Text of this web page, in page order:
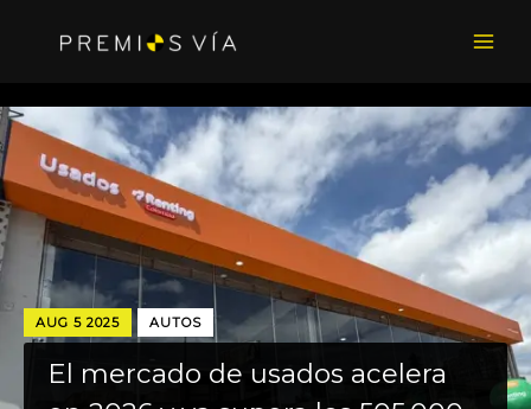
Menu
FEB 2025 AUTOS
Renault-Sofasa dona a la